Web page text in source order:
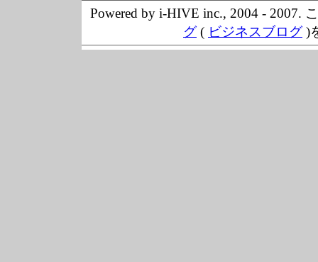
Powered by i-HIVE inc., 2004 - 2007.
グ( ビジネスブログ)